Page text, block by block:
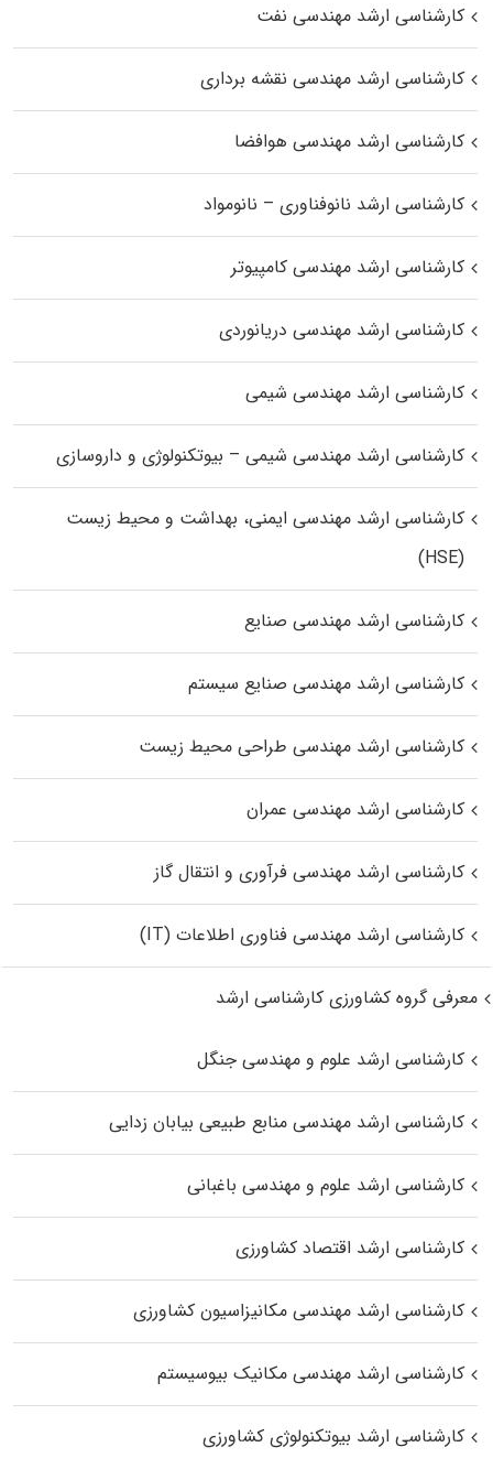
کارشناسی ارشد مهندسی نفت
کارشناسی ارشد مهندسی نقشه برداری
کارشناسی ارشد مهندسی هوافضا
کارشناسی ارشد نانوفناوری – نانومواد
کارشناسی ارشد مهندسی کامپیوتر
کارشناسی ارشد مهندسی دریانوردی
کارشناسی ارشد مهندسی شیمی
کارشناسی ارشد مهندسی شیمی – بیوتکنولوژی و داروسازی
کارشناسی ارشد مهندسی ایمنی، بهداشت و محیط زیست
(HSE)
کارشناسی ارشد مهندسی صنایع
کارشناسی ارشد مهندسی صنایع سیستم
کارشناسی ارشد مهندسی طراحی محیط زیست
کارشناسی ارشد مهندسی عمران
کارشناسی ارشد مهندسی فرآوری و انتقال گاز
کارشناسی ارشد مهندسی فناوری اطلاعات (IT)
معرفی گروه کشاورزی کارشناسی ارشد
کارشناسی ارشد علوم و مهندسی جنگل
کارشناسی ارشد مهندسی منابع طبیعی بیابان زدایی
کارشناسی ارشد علوم و مهندسی باغبانی
کارشناسی ارشد اقتصاد کشاورزی
کارشناسی ارشد مهندسی مکانیزاسیون کشاورزی
کارشناسی ارشد مهندسی مکانیک بیوسیستم
کارشناسی ارشد بیوتکنولوژی کشاورزی